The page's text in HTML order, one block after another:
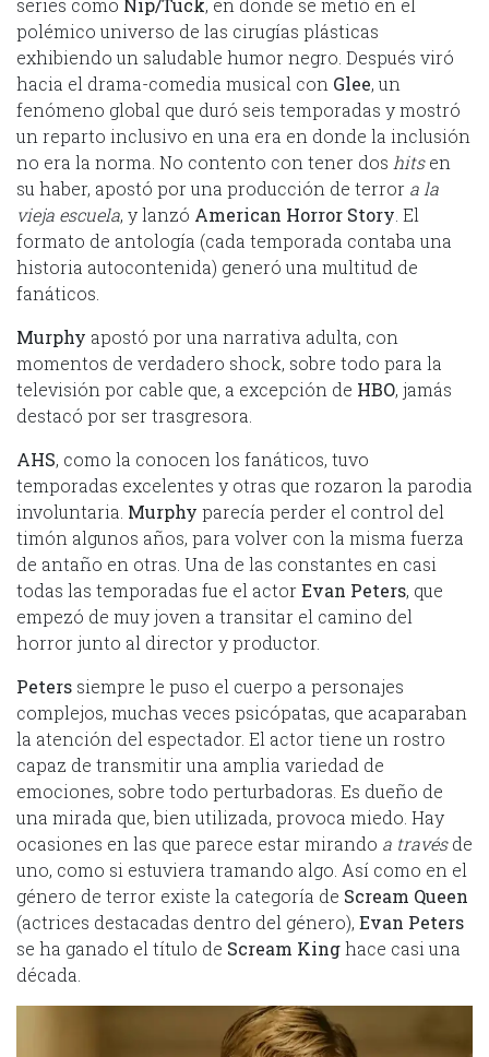
series como Nip/Tuck, en donde se metió en el
polémico universo de las cirugías plásticas
exhibiendo un saludable humor negro. Después viró
hacia el drama-comedia musical con Glee, un
fenómeno global que duró seis temporadas y mostró
un reparto inclusivo en una era en donde la inclusión
no era la norma. No contento con tener dos hitsen
su haber, apostó por una producción de terror a la
vieja escuela, y lanzó American Horror Story . El
formato de antología (cada temporada contaba una
historia autocontenida) generó una multitud de
fanáticos.
Murphy apostó por una narrativa adulta, con
momentos de verdadero shock, sobre todo para la
televisión por cable que, a excepción de HBO, jamás
destacó por ser trasgresora.
AHS, como la conocen los fanáticos, tuvo
temporadas excelentes y otras que rozaron la parodia
involuntaria. Murphy parecía perder el control del
timón algunos años, para volver con la misma fuerza
de antaño en otras. Una de las constantes en casi
todas las temporadas fue el actorEvan Peters, que
empezó de muy joven a transitar el camino del
horror junto al director y productor.
Peters siempre le puso el cuerpo a personajes
complejos, muchas veces psicópatas, que acaparaban
la atención del espectador. El actor tiene un rostro
capaz de transmitir una amplia variedad de
emociones, sobre todo perturbadoras. Es dueño de
una mirada que, bien utilizada, provoca miedo. Hay
ocasiones en las que parece estar mirando a travésde
uno, como si estuviera tramando algo. Así como en el
género de terror existe la categoría de Scream Queen
(actrices destacadas dentro del género), Evan Peters
se ha ganado el título de Scream Kinghace casi una
década.